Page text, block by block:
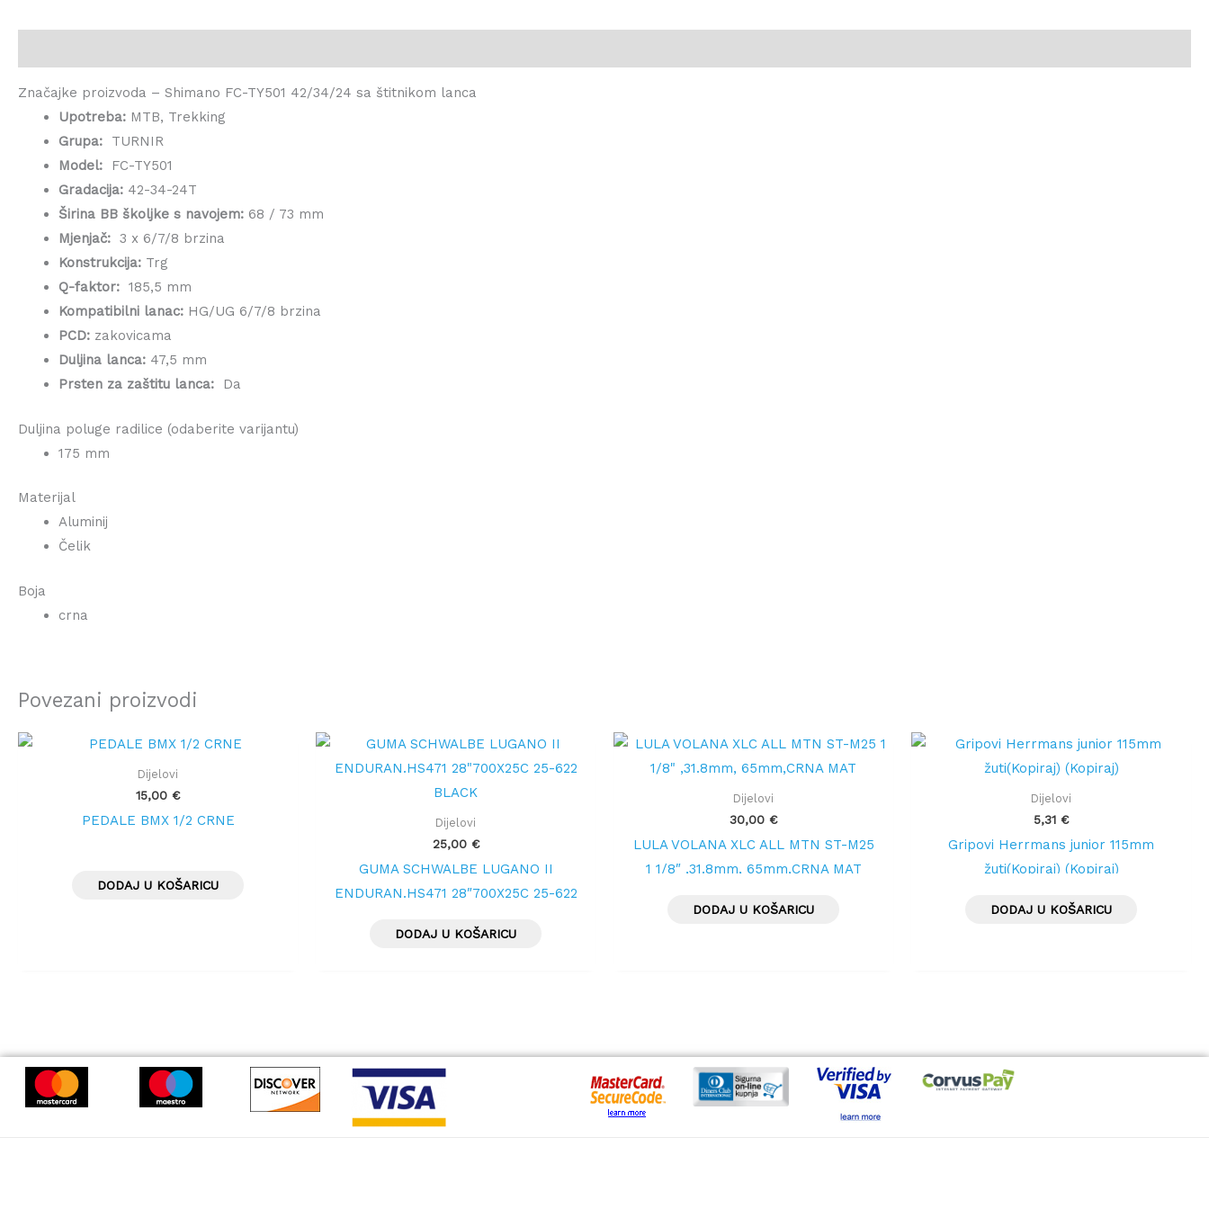
Značajke proizvoda – Shimano FC-TY501 42/34/24 sa štitnikom lanca
Upotreba: MTB, Trekking
Grupa: TURNIR
Model: FC-TY501
Gradacija: 42-34-24T
Širina BB školjke s navojem: 68 / 73 mm
Mjenjač: 3 x 6/7/8 brzina
Konstrukcija: Trg
Q-faktor: 185,5 mm
Kompatibilni lanac: HG/UG 6/7/8 brzina
PCD: zakovicama
Duljina lanca: 47,5 mm
Prsten za zaštitu lanca: Da
Duljina poluge radilice (odaberite varijantu)
175 mm
Materijal
Aluminij
Čelik
Boja
crna
Povezani proizvodi
Dijelovi
15,00 €
PEDALE BMX 1/2 CRNE
DODAJ U KOŠARICU
Dijelovi
25,00 €
GUMA SCHWALBE LUGANO II
ENDURAN.HS471 28″700X25C 25-622
DODAJ U KOŠARICU
Dijelovi
30,00 €
LULA VOLANA XLC ALL MTN ST-M25
1 1/8″ ,31.8mm, 65mm,CRNA MAT
DODAJ U KOŠARICU
Dijelovi
5,31 €
Gripovi Herrmans junior 115mm
žuti(Kopiraj) (Kopiraj)
DODAJ U KOŠARICU